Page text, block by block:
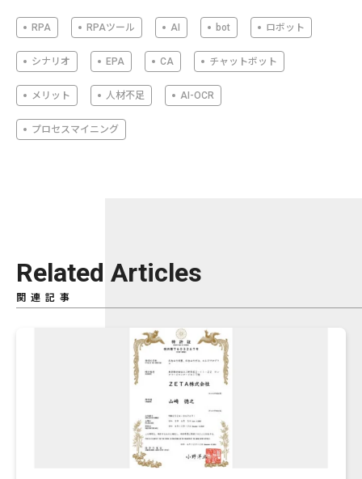
RPA RPAツール AI bot ロボット
シナリオ EPA CA チャットボット
メリット 人材不足 AI-OCR
プロセスマイニング
Related Articles
関連記事